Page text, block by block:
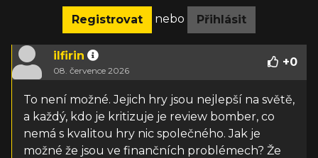
Registrovat nebo Přihlásit
ilfirin
08. července 2026
+0
To není možné. Jejich hry jsou nejlepší na světě,
a každý, kdo je kritizuje je review bomber, co
nemá s kvalitou hry nic společného. Jak je
možné že jsou ve finančních problémech? Že